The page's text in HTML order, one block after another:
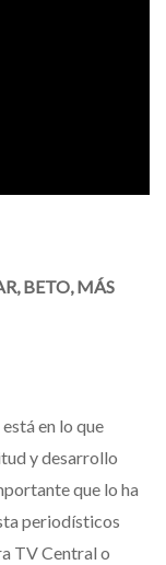
BETO, MÁS
en lo que
y desarrollo
que lo ha
periodísticos
TV Central o